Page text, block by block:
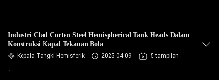
Industri Clad Corten Steel Hemispherical Tank Heads Dalam
Konstruksi Kapal Tekanan Bola
Kepala Tangki Hemisferik 2025-04-09 5 tampilan